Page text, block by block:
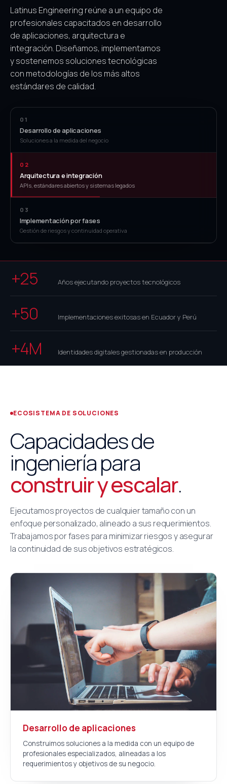
Latinus Engineering reúne a un equipo de
profesionales capacitados en desarrollo
de aplicaciones, arquitectura e
integración. Diseñamos, implementamos
y sostenemos soluciones tecnológicas
con metodologías de los más altos
estándares de calidad.
01
Desarrollo de aplicaciones
Soluciones a la medida del negocio
02
Arquitectura e integración
APIs, estándares abiertos y sistemas legados
03
Implementación por fases
Gestión de riesgos y continuidad operativa
+25 Años ejecutando proyectos tecnológicos
+50 Implementaciones exitosas en Ecuador y Perú
+4M Identidades digitales gestionadas en producción
ECOSISTEMA DE SOLUCIONES
Capacidades de
ingeniería para
construir y escalar.
Ejecutamos proyectos de cualquier tamaño con un
enfoque personalizado, alineado a sus requerimientos.
Trabajamos por fases para minimizar riesgos y asegurar
la continuidad de sus objetivos estratégicos.
Desarrollo de aplicaciones
Construimos soluciones a la medida con un equipo de
profesionales especializados, alineadas a los
requerimientos y objetivos de su negocio.